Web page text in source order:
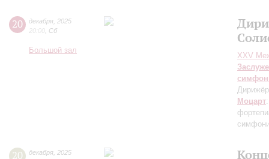
20 декабря 2025
20:00 Сб
Большой зал
XXV
Моцарт
20 декабря 2025